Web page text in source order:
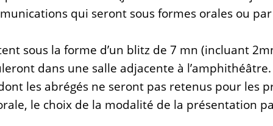
qui seront sous formes orales ou
sous la forme d’un blitz de 7 mn (incluant
dans une salle adjacente à
les abrégés ne seront pas retenus pour les
le choix de la modalité de la présentation